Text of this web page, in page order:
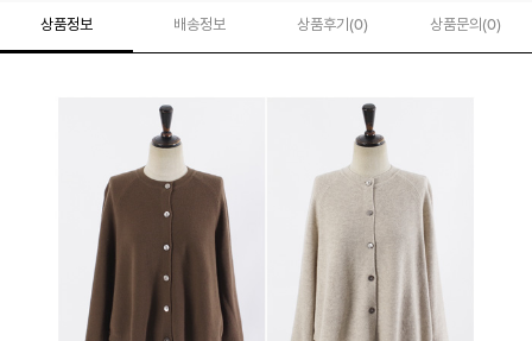
상품정보 배송정보 상품후기(0) 상품문의 (0)